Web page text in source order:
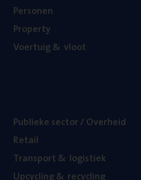
Per­so­nen
Pro­per­ty
Voer­tuig& vloot
Publie­ke sec­tor / Overheid
Retail
Trans­port& logistiek
Upcy­cling& recycling